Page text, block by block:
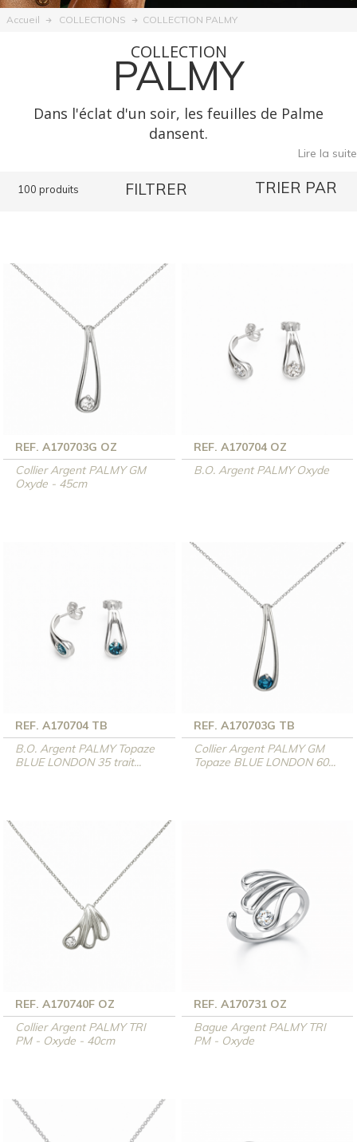
Accueil COLLECTIONS COLLECTION PALMY
COLLECTION
PALMY
Dans l'éclat d'un soir, les feuilles de Palme
dansent.
Bijoux en argent et en plaqué or, d'une douce
romance.
Palmy, un hommage à la beauté infinie,
Dans chaque détail, une promesse de vie.
Lire la suite
100 produits FILTRER TRIER PAR
REF. A170703G OZ
Collier Argent PALMY GM
Oxyde - 45cm
REF. A170704 OZ
B.O. Argent PALMY Oxyde
REF. A170704 TB
B.O. Argent PALMY Topaze
BLUE LONDON 35 trait...
REF. A170703G TB
Collier Argent PALMY GM
Topaze BLUE LONDON 60...
REF. A170740F OZ
Collier Argent PALMY TRI
PM - Oxyde - 40cm
REF. A170731 OZ
Bague Argent PALMY TRI
PM - Oxyde